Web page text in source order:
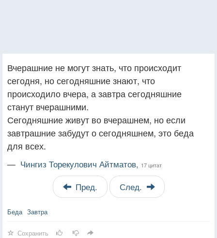
Вчерашние не могут знать, что происходит
сегодня, но сегодняшние знают, что
происходило вчера, а завтра сегодняшние
станут вчерашними.
Сегодняшние живут во вчерашнем, но если
завтрашние забудут о сегодняшнем, это беда
для всех.
— Чингиз Торекулович Айтматов, 17 цитат
Пред. След.
Беда Завтра
Сохранить